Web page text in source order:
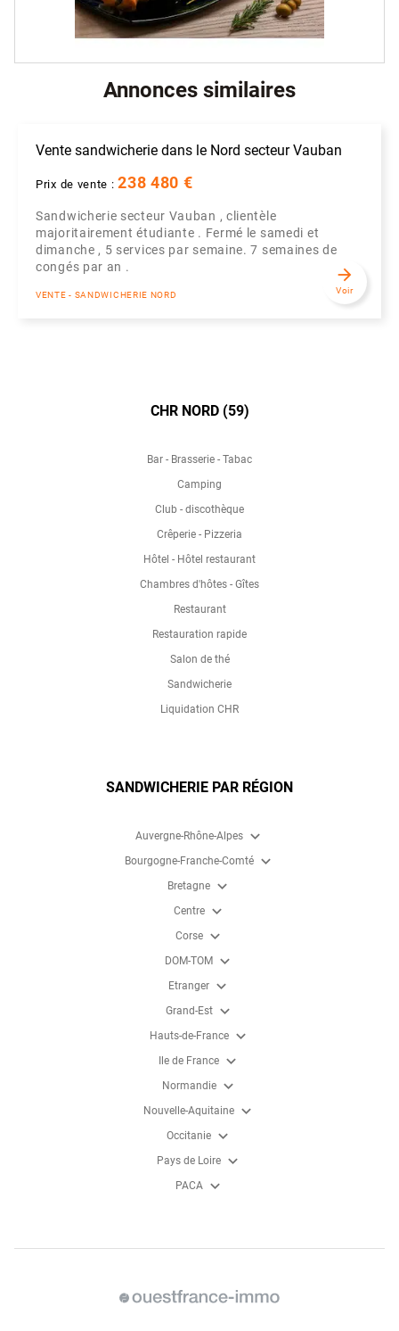
Annonces similaires
Vente sandwicherie dans le Nord secteur Vauban
Prix de vente :238 480 €
Sandwicherie secteur Vauban , clientèle
majoritairement étudiante . Fermé le samedi et
dimanche , 5 services par semaine. 7 semaines de
congés par an .
VENTE - SANDWICHERIE NORD
arrow_forward
Voir
CHR NORD (59)
Bar - Brasserie - Tabac
Camping
Club - discothèque
Crêperie - Pizzeria
Hôtel - Hôtel restaurant
Chambres d'hôtes - Gîtes
Restaurant
Restauration rapide
Salon de thé
Sandwicherie
Liquidation CHR
SANDWICHERIE PAR RÉGION
Auvergne-Rhône-Alpes expand_more
Bourgogne-Franche-Comté expand_more
Bretagne expand_more
Centre expand_more
Corse expand_more
DOM-TOM expand_more
Etranger expand_more
Grand-Est expand_more
Hauts-de-France expand_more
Ile de France expand_more
Normandie expand_more
Nouvelle-Aquitaine expand_more
Occitanie expand_more
Pays de Loire expand_more
PACA expand_more